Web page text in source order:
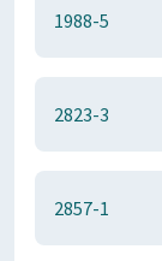
1988-5
2823-3
2857-1